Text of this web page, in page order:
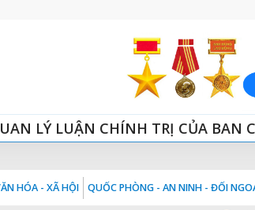
LÝ LUẬN CHÍNH TRỊ CỦA BAN
HÓA - XÃ HỘI QUỐC PHÒNG - AN NINH - ĐỐI